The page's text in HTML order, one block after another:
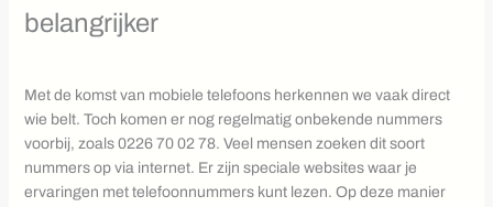
belangrijker
Met de komst van mobiele telefoons herkennen we vaak direct
wie belt. Toch komen er nog regelmatig onbekende nummers
voorbij, zoals 0226 70 02 78. Veel mensen zoeken dit soort
nummers op via internet. Er zijn speciale websites waar je
ervaringen met telefoonnummers kunt lezen. Op deze manier